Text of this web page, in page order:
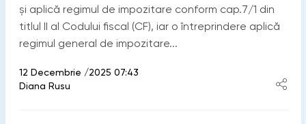
și aplică regimul de impozitare conform cap.7/1 din
titlul II al Codului fiscal (CF), iar o întreprindere aplică
regimul general de impozitare...
12 Decembrie /2025 07:43
Diana Rusu